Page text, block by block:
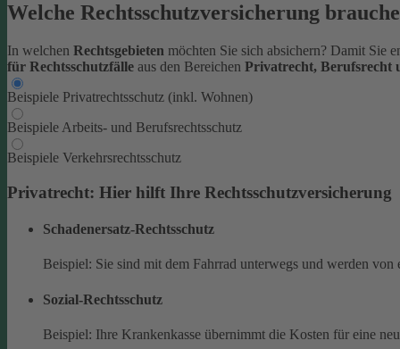
Welche Rechtsschutzversicherung
In welchen Rechtsgebieten möchten Sie sich absichern? Damit Sie
für Rechtsschutzfälle aus den Bereichen Privatrecht, Berufsrecht
Beispiele Privatrechtsschutz (inkl. Wohnen)
Beispiele Arbeits- und Berufsrechtsschutz
Beispiele Verkehrsrechtsschutz
Privatrecht: Hier hilft Ihre Rechtsschutzversicherung
Schadenersatz-Rechtsschutz
Beispiel: Sie sind mit dem Fahrrad unterwegs und werden
Sozial-Rechtsschutz
Beispiel: Ihre Krankenkasse übernimmt die Kosten für eine